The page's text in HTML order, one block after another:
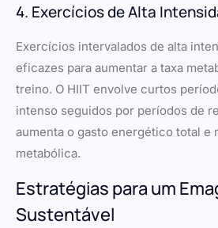
4. Exercícios de Alta
Exercícios intervalados de alta
eficazes para aumentar a taxa
treino. O HIIT envolve curtos
intenso seguidos por períodos de
aumenta o gasto energético total e
metabólica.
Estratégias para um
Sustentável